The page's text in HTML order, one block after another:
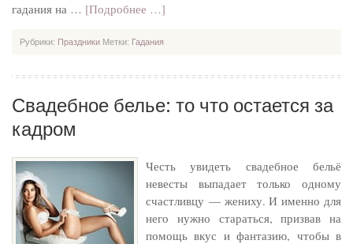
гадания на … [Подробнее …]
Рубрики: Праздники Метки: Гадания
Свадебное белье: то что остается за
кадром
Честь увидеть свадебное бельё
невесты выпадает только одному
счастливцу — жениху. И именно для
него нужно стараться, призвав на
помощь вкус и фантазию, чтобы в